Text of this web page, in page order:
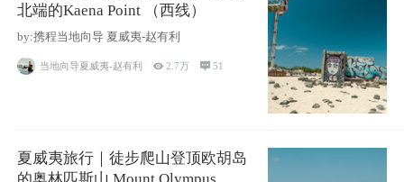
北端的Kaena Point （西线）
by:携程当地向导 夏威夷-赵有利
当地向导夏威夷-赵有利 2.7万  51
夏威夷旅行｜徒步爬山登顶欧胡岛